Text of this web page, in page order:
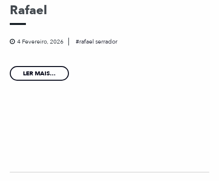
Rafael
4 Fevereiro, 2026 rafael serrador
LER MAIS...